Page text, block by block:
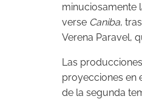
minuciosamente
verse Caniba,
Verena Paravel,
Las
proyecciones en
de la segunda